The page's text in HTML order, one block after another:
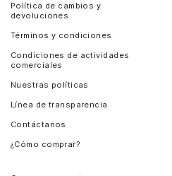
Política de cambios y
devoluciones
Términos y condiciones
Condiciones de actividades
comerciales
Nuestras políticas
Línea de transparencia
Contáctanos
¿Cómo comprar?